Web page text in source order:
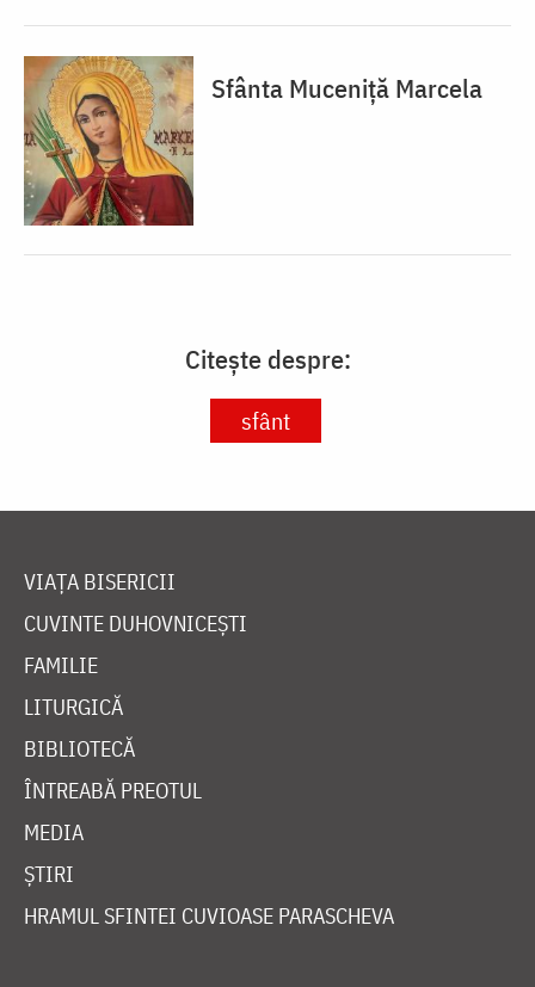
Sfânta Muceniță Marcela
Citește despre:
sfânt
VIAȚA BISERICII
CUVINTE DUHOVNICEȘTI
FAMILIE
LITURGICĂ
BIBLIOTECĂ
ÎNTREABĂ PREOTUL
MEDIA
ȘTIRI
HRAMUL SFINTEI CUVIOASE PARASCHEVA